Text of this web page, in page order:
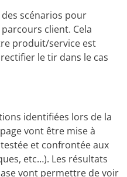
scénarios pour
client. Cela
produit/service est
le tir dans le cas
identifiées lors de la
vont être mise à
testée et confrontée aux
etc…). Les résultats
vont permettre de voir